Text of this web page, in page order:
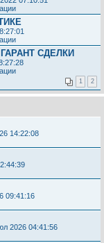
СДЕЛКИ
1 2
14:22:08
09:41:16
2026 04:41:56